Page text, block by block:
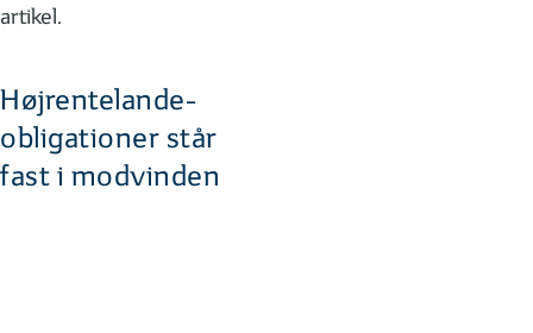
artikel.
Højrentelande-
obligationer står
fast i modvinden